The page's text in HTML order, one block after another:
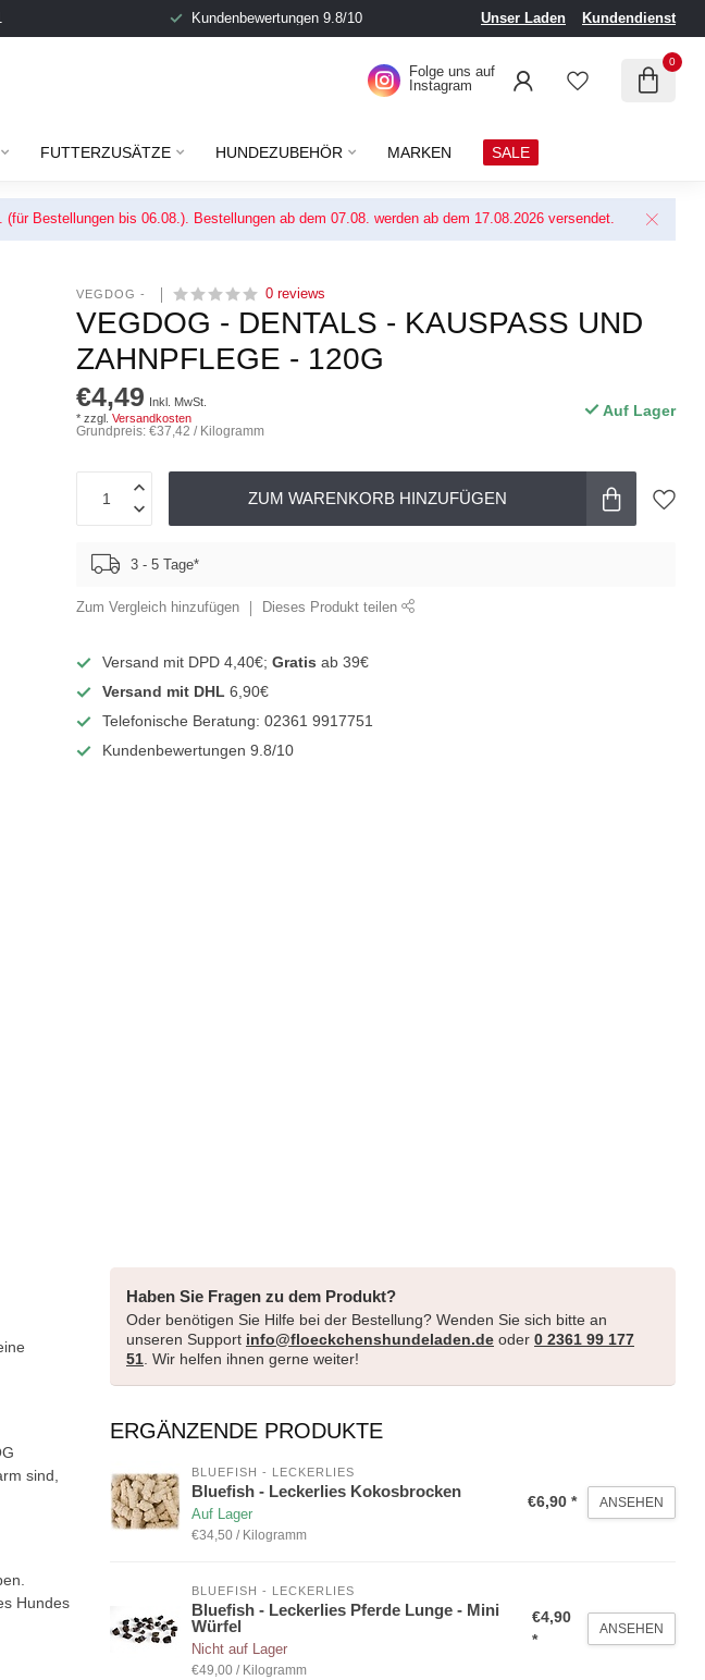
Kundenbewertungen 9.8/10 Unser Laden Kundendienst
Folge uns auf
Instagram
0
FUTTERZUSÄTZE HUNDEZUBEHÖR MARKEN SALE
Bestellungen bis 06.08.). Bestellungen ab dem 07.08. werden ab dem 17.08.2026 versendet.
VEGDOG - 0 reviews
VEGDOG - DENTALS - KAUSPASS UND Z
AHNPFLEGE - 120G
€4,49 Inkl. MwSt.
* zzgl.Versandkosten
Grundpreis: €37,42 / Kilogramm
Auf Lager
ZUM WARENKORB HINZUFÜGEN
3 - 5 Tage*
Zum Vergleich hinzufügen Dieses Produkt teilen
Versand mit DPD 4,40€;Gratisab 39€
Versand mit DHL 6,90€
Telefonische Beratung: 02361 9917751
Kundenbewertungen 9.8/10
sind,
Hundes
Haben Sie Fragen zu dem Produkt?
Oder benötigen Sie Hilfe bei der Bestellung? Wenden Sie sich bitte an
unseren Support info@floeckchenshundeladen.de oder 0 2361 99 177
51 . Wir helfen ihnen gerne weiter!
ERGÄNZENDE PRODUKTE
BLUEFISH - LECKERLIES
Bluefish - Leckerlies Kokosbrocken
Auf Lager
€34,50 / Kilogramm
€6,90 * ANSEHEN
BLUEFISH - LECKERLIES
Bluefish - Leckerlies Pferde Lunge - Mini
Würfel
Nicht auf Lager
€49,00 / Kilogramm
€4,90
*
ANSEHEN